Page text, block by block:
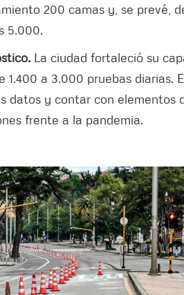
200 camas y, se prevé,
5.000.
La ciudad fortaleció su
a 3.000 pruebas diarias.
datos y contar con elementos
frente a la pandemia.